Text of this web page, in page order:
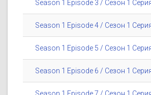
Season 1 Episode 3 / Сезон 1
Season 1 Episode 4 / Сезон 1
Season 1 Episode 5 / Сезон 1
Season 1 Episode 6 / Сезон 1